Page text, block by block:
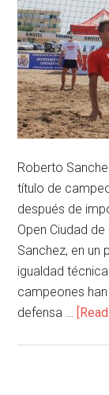
Roberto
título de
después de
Open Ciudad
Sanchez, en un
igualdad
campeones
defensa …